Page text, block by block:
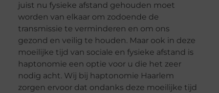
juist nu fysieke afstand gehouden moet
worden van elkaar om zodoende de
transmissie te verminderen en om ons
gezond en veilig te houden. Maar ook in deze
moeilijke tijd van sociale en fysieke afstand is
haptonomie een optie voor u die het zeer
nodig acht. Wij bij haptonomie Haarlem
zorgen ervoor dat ondanks deze moeilijke tijd